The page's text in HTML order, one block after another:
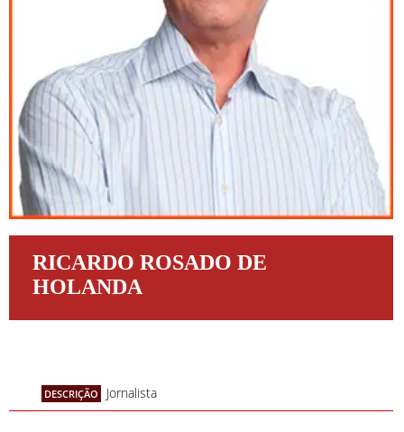
RICARDO ROSADO DE
HOLANDA
DESCRIÇÃO Jornalista